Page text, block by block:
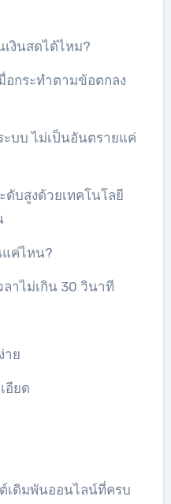
เงินสดได้ไหม?
อกระทำตามข้อตกลง
ะบบ ไม่เป็นอันตรายแค่
ดับสูงด้วยเทคโนโลยี
แค่ไหน?
าไม่เกิน 30 วินาที
าย
อียด
เดิมพันออนไลน์ที่ครบ